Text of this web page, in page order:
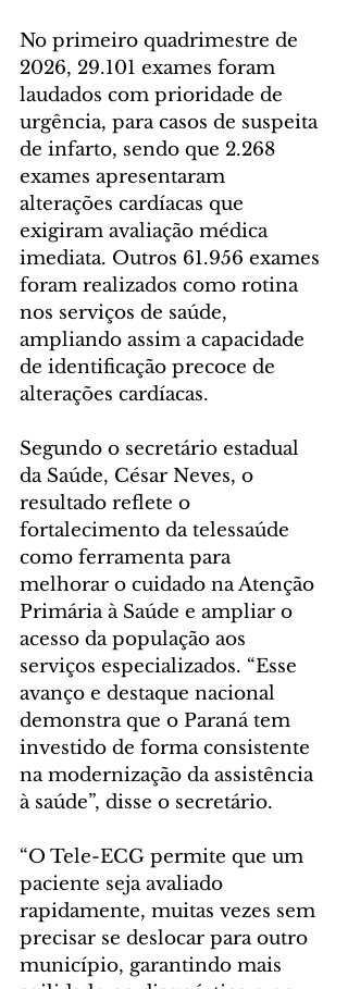
No primeiro quadrimestre de
2026, 29.101 exames foram
laudados com prioridade de
urgência, para casos de suspeita
de infarto, sendo que 2.268
exames apresentaram
alterações cardíacas que
exigiram avaliação médica
imediata. Outros 61.956 exames
foram realizados como rotina
nos serviços de saúde,
ampliando assim a capacidade
de identificação precoce de
alterações cardíacas.
Segundo o secretário estadual
da Saúde, César Neves, o
resultado reflete o
fortalecimento da telessaúde
como ferramenta para
melhorar o cuidado na Atenção
Primária à Saúde e ampliar o
acesso da população aos
serviços especializados. “Esse
avanço e destaque nacional
demonstra que o Paraná tem
investido de forma consistente
na modernização da assistência
à saúde”, disse o secretário.
“O Tele-ECG permite que um
paciente seja avaliado
rapidamente, muitas vezes sem
precisar se deslocar para outro
município, garantindo mais